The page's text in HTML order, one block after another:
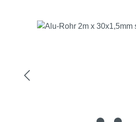
Bildergalerie überspringen